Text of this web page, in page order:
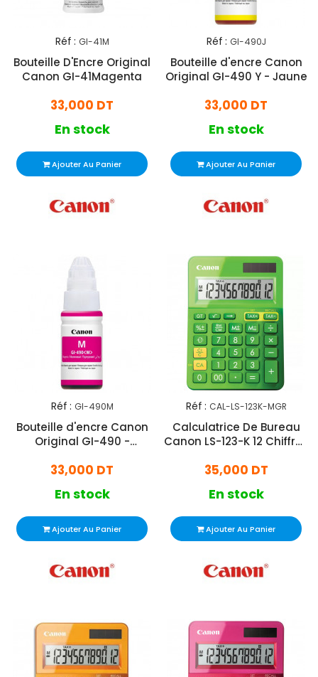
Réf : GI-41M
Bouteille D'Encre Original
Canon GI-41Magenta
33,000 DT
En stock
Ajouter Au Panier
Réf : GI-490J
Bouteille d'encre Canon
Original GI-490 Y - Jaune
33,000 DT
En stock
Ajouter Au Panier
Réf : GI-490M
Bouteille d'encre Canon
Original GI-490 -
33,000 DT
En stock
Ajouter Au Panier
Réf : CAL-LS-123K-MGR
Calculatrice De Bureau
Canon LS-123-K 12 Chiffres
35,000 DT
En stock
Ajouter Au Panier